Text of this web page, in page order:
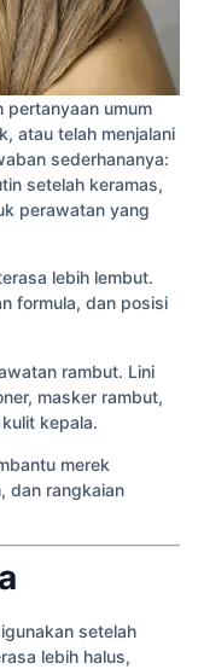
pertanyaan umum
atau telah menjalani
sederhananya:
setelah keramas,
perawatan yang
lebih lembut.
formula, dan posisi
rambut. Lini
masker rambut,
kepala.
merek
dan rangkaian
setelah
lebih halus,